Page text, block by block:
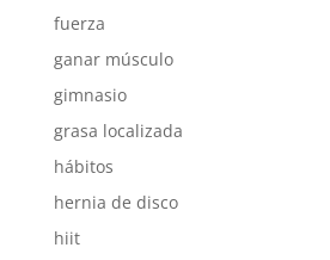
fuerza
ganar músculo
gimnasio
grasa localizada
hábitos
hernia de disco
hiit